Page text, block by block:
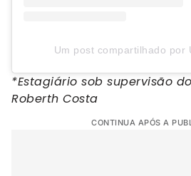
Um post compartilhado por
*Estagiário sob supervisão
Roberth Costa
CONTINUA APÓS A